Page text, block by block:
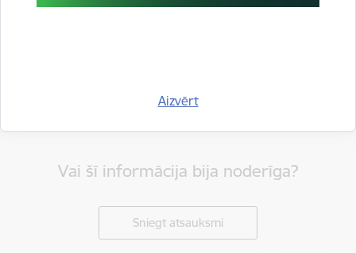
Aizvērt
Vai šī informācija bija noderīga?
Sniegt atsauksmi